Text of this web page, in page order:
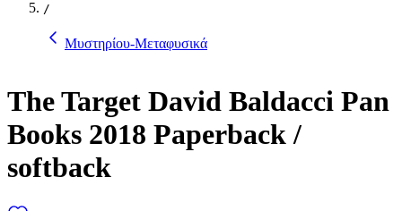
/
Μυστηρίου-Μεταφυσικά
The Target David Baldacci Pan
Books 2018 Paperback /
softback